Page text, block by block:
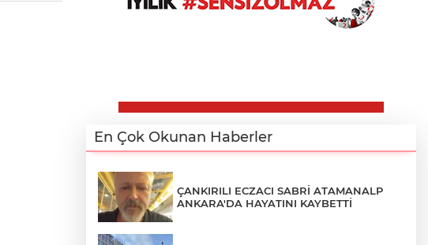
En Çok Okunan Haberler
ÇANKIRILI ECZACI SABRİ ATAMANALP
ANKARA'DA HAYATINI KAYBETTİ